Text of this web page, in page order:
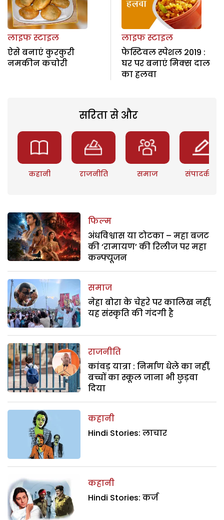
लाइफ स्टाइल
ऐसे बनाएं कुरकुरी
नमकीन कचोरी
लाइफ स्टाइल
फेस्टिवल स्पेशल 2019 :
घर पर बनाएं मिक्स दाल
का हलवा
सरिता से और
कहानी राजनीति समाज संपादकीय
फिल्म
अंधविश्वास या टोटका – महा बजट
की ‘रामायण’ की रिलीज पर महा
कन्फ्यूजन
समाज
नेहा बोरा के चेहरे पर कालिख नहीं,
यह संस्कृति की गंदगी है
राजनीति
कांवड़ यात्रा : निर्माण धेले का नहीं,
बच्चों का स्कूल जाना भी छुड़वा
दिया
कहानी
Hindi Stories: लाचार
कहानी
Hindi Stories: कर्ज